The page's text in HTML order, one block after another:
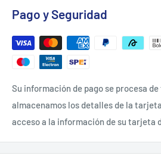
Sin garantía
Pago y Seguridad
Su información de pago se procesa
almacenamos los detalles de la
acceso a la información de su tarjeta